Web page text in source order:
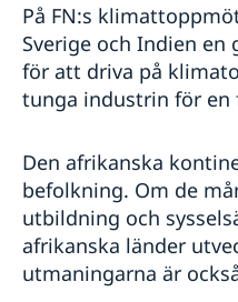
På FN:s
Sverige och Indien en
för att driva på
tunga industrin för
Den afrikanska
befolkning. Om de
utbildning och
afrikanska länder
utmaningarna är